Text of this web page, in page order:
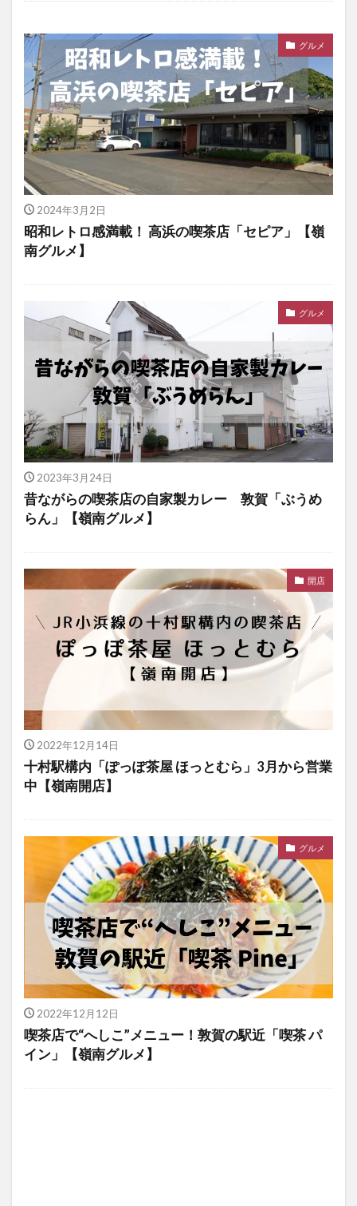
グルメ
2024年3月2日
昭和レトロ感満載！ 高浜の喫茶店「セピア」【嶺
南グルメ】
グルメ
2023年3月24日
昔ながらの喫茶店の自家製カレー 敦賀「ぶうめ
らん」【嶺南グルメ】
開店
2022年12月14日
十村駅構内「ぽっぽ茶屋 ほっとむら」3月から営業
中【嶺南開店】
グルメ
2022年12月12日
喫茶店で“へしこ”メニュー！敦賀の駅近「喫茶 パ
イン」【嶺南グルメ】